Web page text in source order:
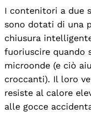
I contenitori a due
sono dotati di una
chiusura
fuoriuscire quando
microonde (e ciò
croccanti). Il loro
resiste al calore
alle gocce